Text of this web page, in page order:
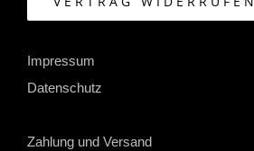
Impressum
Datenschutz
Zahlung und Versand